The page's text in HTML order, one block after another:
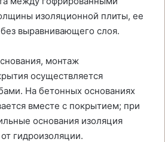
изоляционной плиты, ее
выравнивающего слоя.
монтаж
осуществляется
На бетонных основаниях
вместе с покрытием; при
основания изоляция
гидроизоляции.